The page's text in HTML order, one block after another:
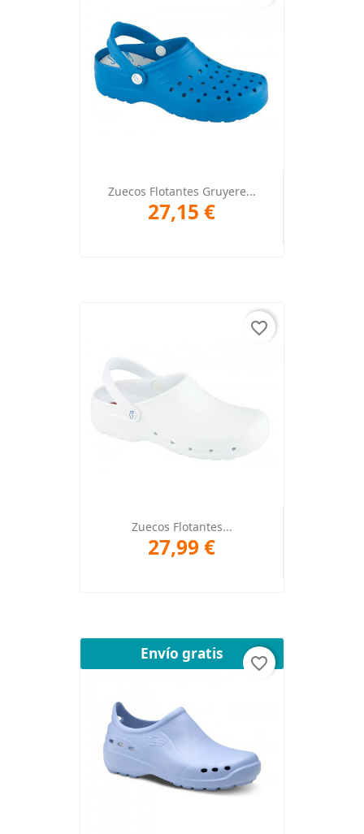
Zuecos Flotantes Gruyere...
27,15 €
Zuecos Flotantes...
27,99 €
favorite_border
Envío gratis
favorite_border